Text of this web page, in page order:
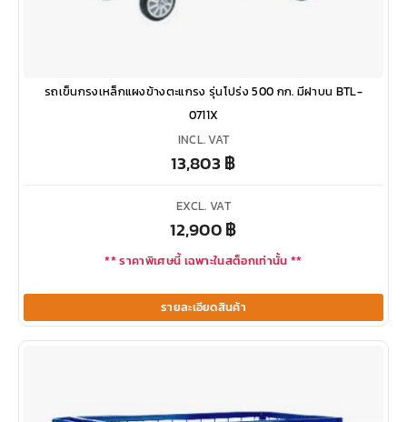
รถเข็นกรงเหล็กแผงข้างตะแกรง รุ่นโปร่ง 500 กก. มีฝาบน BTL-
0711X
INCL. VAT
13,803฿
EXCL. VAT
12,900฿
** ราคาพิเศษนี้ เฉพาะในสต็อกเท่านั้น **
รายละเอียดสินค้า